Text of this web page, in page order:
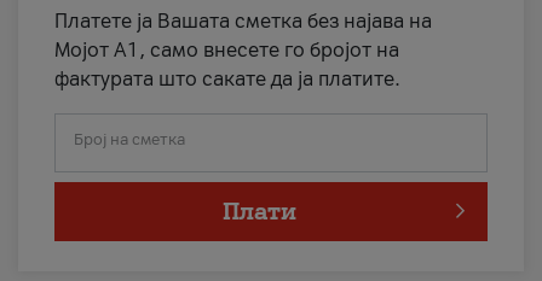
Платете ја Вашата сметка без најава на
Мојот А1, само внесете го бројот на
фактурата што сакате да ја платите.
Број на сметка
Плати